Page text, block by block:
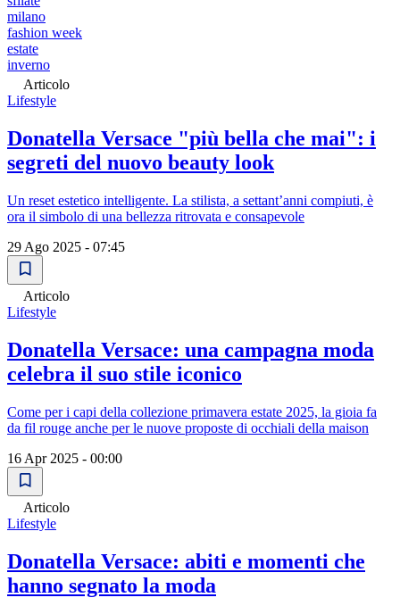
milano
fashion week
estate
inverno
Articolo
Lifestyle
Donatella Versace "più bella che mai": i
segreti del nuovo beauty look
Un reset estetico intelligente. La stilista, a settant’anni compiuti, è
ora il simbolo di una bellezza ritrovata e consapevole
29 Ago 2025 - 07:45
Articolo
Lifestyle
Donatella Versace: una campagna moda
celebra il suo stile iconico
Come per i capi della collezione primavera estate 2025, la gioia fa
da fil rouge anche per le nuove proposte di occhiali della maison
16 Apr 2025 - 00:00
Articolo
Lifestyle
Donatella Versace: abiti e momenti che
hanno segnato la moda